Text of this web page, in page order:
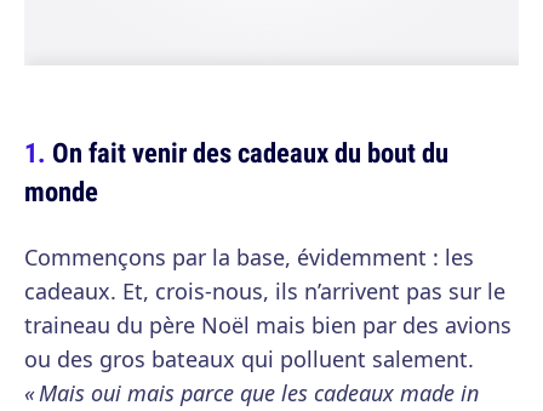
On fait venir des cadeaux du bout du
monde
Commençons par la base, évidemment : les
cadeaux. Et, crois-nous, ils n’arrivent pas sur le
traineau du père Noël mais bien par des avions
ou des gros bateaux qui polluent salement.
« Mais oui mais parce que les cadeaux made in